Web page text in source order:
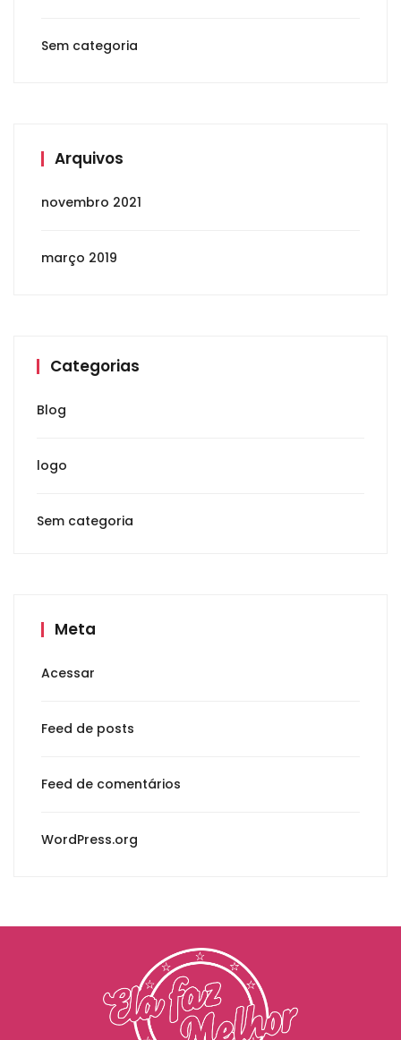
Sem categoria
Arquivos
novembro 2021
março 2019
Categorias
Blog
logo
Sem categoria
Meta
Acessar
Feed de posts
Feed de comentários
WordPress.org